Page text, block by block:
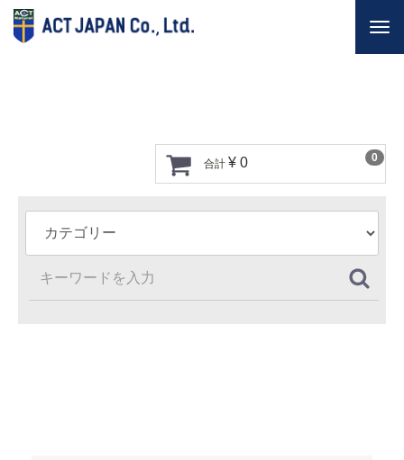
0
合計 ¥ 0